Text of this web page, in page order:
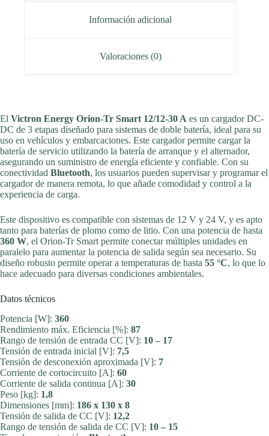
Información adicional
Valoraciones (0)
El Victron Energy Orion-Tr Smart 12/12-30 A es un cargador DC-
DC de 3 etapas diseñado para sistemas de doble batería, ideal para su
uso en vehículos y embarcaciones. Este cargador permite cargar la
batería de servicio utilizando la batería de arranque y el alternador,
asegurando un suministro de energía eficiente y confiable. Con su
conectividad Bluetooth, los usuarios pueden supervisar y programar el
cargador de manera remota, lo que añade comodidad y control a la
experiencia de carga.
Este dispositivo es compatible con sistemas de 12 V y 24 V, y es apto
tanto para baterías de plomo como de litio. Con una potencia de hasta
360 W, el Orion-Tr Smart permite conectar múltiples unidades en
paralelo para aumentar la potencia de salida según sea necesario. Su
diseño robusto permite operar a temperaturas de hasta 55 °C, lo que lo
hace adecuado para diversas condiciones ambientales.
Datos técnicos
Potencia [W]: 360
Rendimiento máx. Eficiencia [%]: 87
Rango de tensión de entrada CC [V]: 10 – 17
Tensión de entrada inicial [V]: 7,5
Tensión de desconexión aproximada [V]: 7
Corriente de cortocircuito [A]: 60
Corriente de salida continua [A]: 30
Peso [kg]: 1,8
Dimensiones [mm]: 186 x 130 x 8
Tensión de salida de CC [V]: 12,2
Rango de tensión de salida de CC [V]: 10 – 15